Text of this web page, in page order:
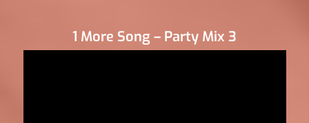
1 More Song – Party Mix 3